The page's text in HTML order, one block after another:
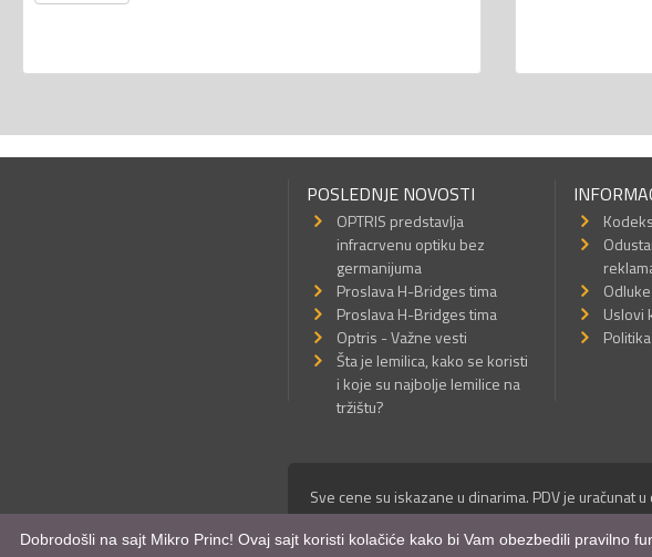
POSLEDNJE NOVOSTI
OPTRIS predstavlja
infracrvenu optiku bez
germanijuma
Proslava H-Bridges tima
Proslava H-Bridges tima
Optris - Važne vesti
Šta je lemilica, kako se koristi
i koje su najbolje lemilice na
tržištu?
Uslovi
Sve cene su iskazane u dinarima. PDV je uračunat u
© Mikro Princ 1999 - 2026. Sva prava su zadržana.
Kreirao*nbgcreator |Izdrada Internet prodavnice,
Dobrodošli na sajt Mikro Princ! Ovaj sajt koristi kolačiće kako bi Vam obezbedili pravilno